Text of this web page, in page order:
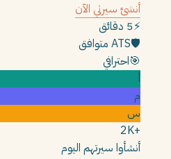
أنشئ سيرتي الآن
⚡5 دقائق
🛡️ATS متوافق
🎯احترافي
أ
م
س
+2K
أنشأوا سيرتهم اليوم